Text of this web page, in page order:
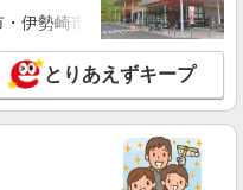
援対応コース
師・管理栄養士）
抜き）：
面) 1日：10,000円〜14,716
1件：4,286円〜5,239円 ・
〜1691円 ・電話支援 1
埼玉県羽生市及びその周辺
伊勢崎市・太田市・館林市
とりあえずキープ